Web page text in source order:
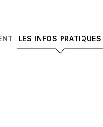
LES INFOS PRATIQUES